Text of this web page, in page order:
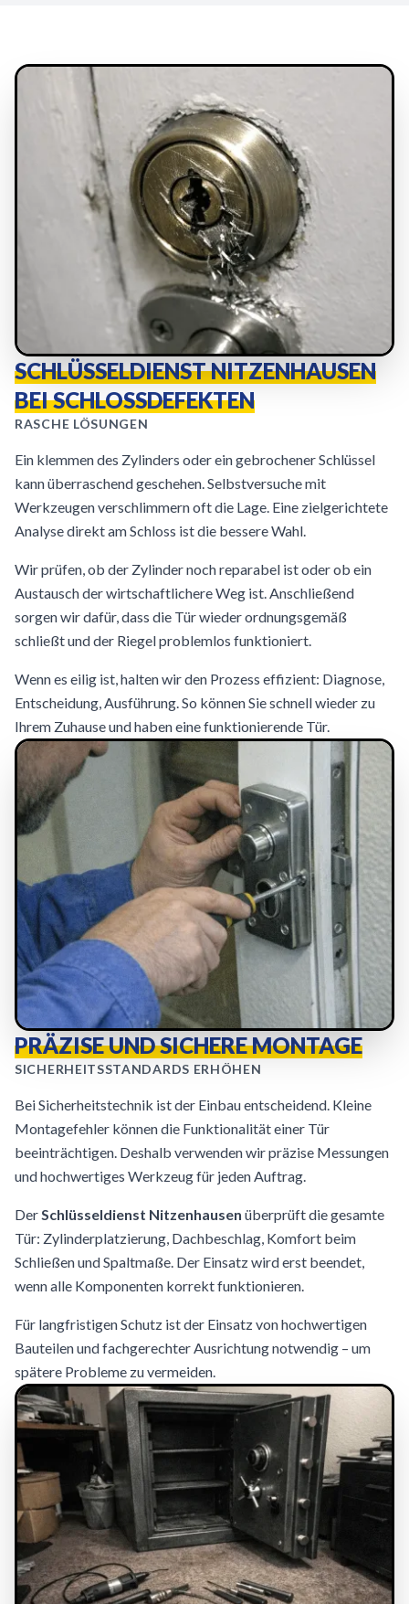
SCHLÜSSELDIENST NITZENHAUSEN
BEI SCHLOSSDEFEKTEN
RASCHE LÖSUNGEN
Ein klemmen des Zylinders oder ein gebrochener Schlüssel
kann überraschend geschehen. Selbstversuche mit
Werkzeugen verschlimmern oft die Lage. Eine zielgerichtete
Analyse direkt am Schloss ist die bessere Wahl.
Wir prüfen, ob der Zylinder noch reparabel ist oder ob ein
Austausch der wirtschaftlichere Weg ist. Anschließend
sorgen wir dafür, dass die Tür wieder ordnungsgemäß
schließt und der Riegel problemlos funktioniert.
Wenn es eilig ist, halten wir den Prozess effizient: Diagnose,
Entscheidung, Ausführung. So können Sie schnell wieder zu
Ihrem Zuhause und haben eine funktionierende Tür.
PRÄZISE UND SICHERE MONTAGE
SICHERHEITSSTANDARDS ERHÖHEN
Bei Sicherheitstechnik ist der Einbau entscheidend. Kleine
Montagefehler können die Funktionalität einer Tür
beeinträchtigen. Deshalb verwenden wir präzise Messungen
und hochwertiges Werkzeug für jeden Auftrag.
DerSchlüsseldienst Nitzenhausen überprüft die gesamte
Tür: Zylinderplatzierung, Dachbeschlag, Komfort beim
Schließen und Spaltmaße. Der Einsatz wird erst beendet,
wenn alle Komponenten korrekt funktionieren.
Für langfristigen Schutz ist der Einsatz von hochwertigen
Bauteilen und fachgerechter Ausrichtung notwendig – um
spätere Probleme zu vermeiden.